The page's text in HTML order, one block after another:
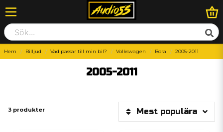
Hem Billjud Vad passar till min bil? Volkswagen Bora 2005-2011
2005-2011
3 produkter Mest populära